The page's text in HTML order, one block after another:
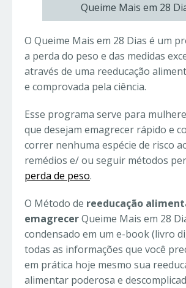
Queime Mais em 28
O Queime Mais em 28 Dias é um
a perda do peso e das medidas
através de uma reeducação
e comprovada pela ciência.
Esse programa serve para
que desejam emagrecer rápido e
correr nenhuma espécie de risco
remédios e/ ou seguir métodos
perda de peso.
O Método de reeducação
emagrecerQueime Mais em 28
condensado em um e-book (livro
todas as informações que você
em prática hoje mesmo sua
alimentar poderosa e